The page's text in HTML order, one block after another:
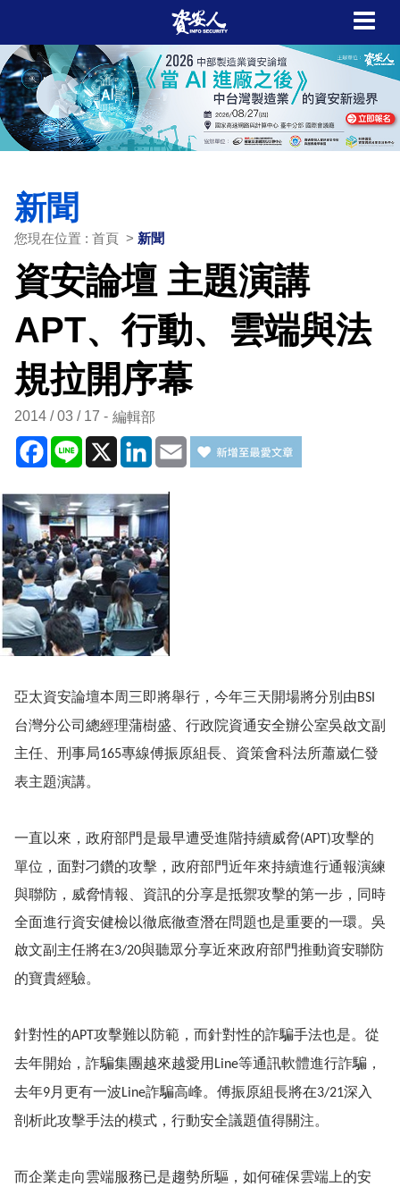
新聞
您現在位置 : 首頁 > 新聞
資安論壇 主題演講
APT、行動、雲端與法
規拉開序幕
2014 / 03 / 17 編輯部
Facebook
Line X LinkedIn
Email
亞太資安論壇本周三即將舉行，今年三天開場將分別由BSI
台灣分公司總經理蒲樹盛、行政院資通安全辦公室吳啟文副
主任、刑事局165專線傅振原組長、資策會科法所蕭崴仁發
表主題演講。
一直以來，政府部門是最早遭受進階持續威脅(APT)攻擊的
單位，面對刁鑽的攻擊，政府部門近年來持續進行通報演練
與聯防，威脅情報、資訊的分享是抵禦攻擊的第一步，同時
全面進行資安健檢以徹底徹查潛在問題也是重要的一環。吳
啟文副主任將在3/20與聽眾分享近來政府部門推動資安聯防
的寶貴經驗。
針對性的APT 攻擊難以防範，而針對性的詐騙手法也是。從
去年開始，詐騙集團越來越愛用 Line等通訊軟體進行詐騙，
去年9月更有一波Line詐騙高峰。傅振原組長將在3/21深入
剖析此攻擊手法的模式，行動安全議題值得關注。
而企業走向雲端服務已是趨勢所驅，如何確保雲端上的安